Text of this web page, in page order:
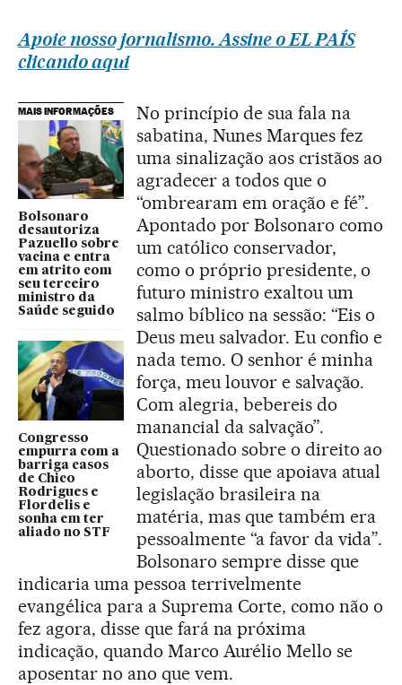
Apoie nosso jornalismo. Assine o EL PAÍS
clicando aqui
MAIS INFORMAÇÕES
Bolsonaro
desautoriza
Pazuello sobre
vacina e entra
em atrito com
seu terceiro
ministro da
Saúde seguido
Congresso
empurra com a
barriga casos
de Chico
Rodrigues e
Flordelis e
sonha em ter
aliado no STF
No princípio de sua fala na
sabatina, Nunes Marques fez
uma sinalização aos cristãos ao
agradecer a todos que o
“ombrearam em oração e fé”.
Apontado por Bolsonaro como
um católico conservador,
como o próprio presidente, o
futuro ministro exaltou um
salmo bíblico na sessão: “Eis o
Deus meu salvador. Eu confio e
nada temo. O senhor é minha
força, meu louvor e salvação.
Com alegria, bebereis do
manancial da salvação”.
Questionado sobre o direito ao
aborto, disse que apoiava atual
legislação brasileira na
matéria, mas que também era
pessoalmente “a favor da vida”.
Bolsonaro sempre disse que
indicaria uma pessoa terrivelmente
evangélica para a Suprema Corte, como não o
fez agora, disse que fará na próxima
indicação, quando Marco Aurélio Mello se
aposentar no ano que vem.